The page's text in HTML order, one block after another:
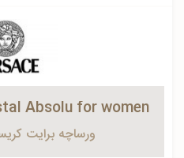
Absolu for women
ورساچه برایت